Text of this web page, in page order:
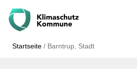
Startseite / Barntrup, Stadt